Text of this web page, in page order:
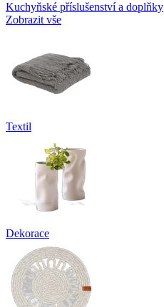
Kuchyňské příslušenství a doplňky
Zobrazit vše
Textil
Dekorace